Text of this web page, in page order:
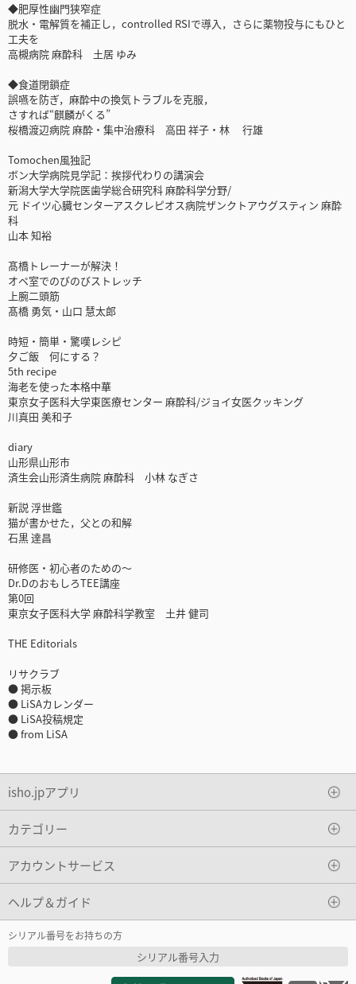
◆肥厚性幽門狭窄症
脱水・電解質を補正し，controlled RSIで導入，さらに薬物投与にもひと
工夫を
高槻病院 麻酔科 土居 ゆみ
◆食道閉鎖症
誤嚥を防ぎ，麻酔中の換気トラブルを克服，
さすれば“麒麟がくる”
桜橋渡辺病院 麻酔・集中治療科 高田 祥子・林 行雄
Tomochen風独記
ボン大学病院見学記：挨拶代わりの講演会
新潟大学大学院医歯学総合研究科 麻酔科学分野/
元 ドイツ心臓センターアスクレピオス病院ザンクトアウグスティン 麻酔
科
山本 知裕
髙橋トレーナーが解決！
オペ室でのびのびストレッチ
上腕二頭筋
髙橋 勇気・山口 慧太郎
時短・簡単・驚嘆レシピ
夕ご飯 何にする？
5th recipe
海老を使った本格中華
東京女子医科大学東医療センター 麻酔科/ジョイ女医クッキング
川真田 美和子
diary
山形県山形市
済生会山形済生病院 麻酔科 小林 なぎさ
新説 浮世鑑
猫が書かせた，父との和解
石黒 達昌
研修医・初心者のための～
Dr.DのおもしろTEE講座
第0回
東京女子医科大学 麻酔科学教室 土井 健司
THE Editorials
リサクラブ
● 掲示板
● LiSAカレンダー
● LiSA投稿規定
● from LiSA
isho.jpアプリ
カテゴリー
アカウントサービス
ヘルプ＆ガイド
シリアル番号をお持ちの方
シリアル番号入力